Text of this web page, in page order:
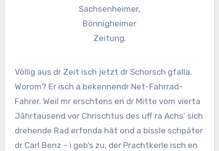
Sachsenheimer,
Bönnigheimer
Zeitung.
Völlig aus dr Zeit isch jetzt dr Schorsch gfalla.
Worom? Er isch a bekennendr Net-Fahrrad-
Fahrer. Weil mr erschtens en dr Mitte vom vierta
Jâhrtausend vor Chrischtus des uff ra Achs’ sich
drehende Rad erfonda hât ond a bissle schpäter
dr Carl Benz – i geb’s zu, der Prachtkerle isch en